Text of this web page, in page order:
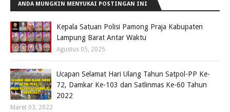
ANDA MUNGKIN MENYUKAI POSTINGAN INI
Kepala Satuan Polisi Pamong Praja Kabupaten
Lampung Barat Antar Waktu
Agustus 05, 2025
Ucapan Selamat Hari Ulang Tahun Satpol-PP Ke-
72, Damkar Ke-103 dan Satlinmas Ke-60 Tahun
2022
Maret 03, 2022